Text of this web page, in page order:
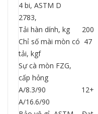
4 bi, ASTM D
2783,
Tải hàn dính, kg
200
Chỉ số mài mòn có
tải, kgf
47
Sự cà mòn FZG,
cấp hỏng
A/8.3/90
12+
A/16.6/90